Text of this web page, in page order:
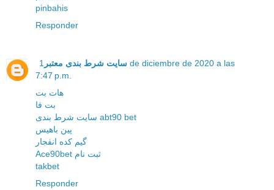
pinbahis
Responder
سایت شرط بندی معتبر 1 de diciembre de 2020 a las
7:47 p.m.
هات بت
بت فا
سایت شرط بندی abt90 bet
پین باهیس
گیم کده انفجار
Ace90bet ثبت نام
takbet
Responder